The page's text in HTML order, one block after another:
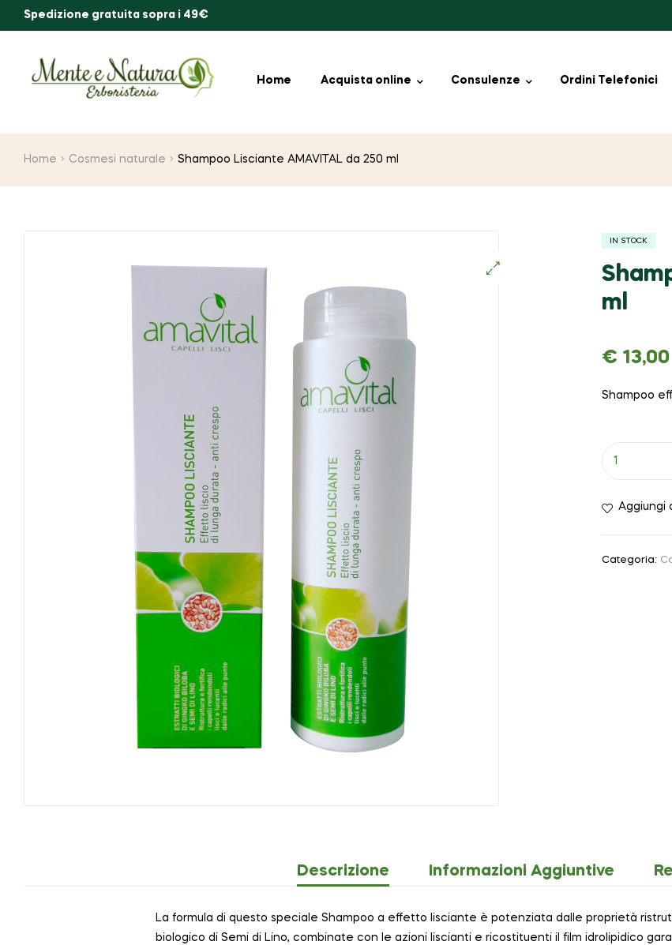
Spedizione gratuita sopra i 49€
Home Acquista online Consulenze Ordini Telefonici
Home Cosmesi naturale Shampoo Lisciante AMAVITAL da 250 ml
IN STOCK
ml
€ 13,00
Shampoo
Aggiungi
Categoria:
Descrizione Informazioni Aggiuntive
La formula di questo speciale Shampoo a effetto lisciante è potenziata dalle proprietà
biologico di Semi di Lino, combinate con le azioni liscianti e ricostituenti il film idrolipidico